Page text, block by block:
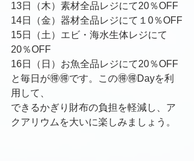
13日（木）素材全品レジにて20％OFF
14日（金）器材全品レジにて１0％OFF
15日（土）エビ・海水生体レジにて
20％OFF
16日（日）お魚全品レジにて20％OFF
と毎日が🉐🉐です。この🉐🉐Dayを利
用して、
できるかぎり財布の負担を軽減し、ア
クアリウムを大いに楽しみましょう。